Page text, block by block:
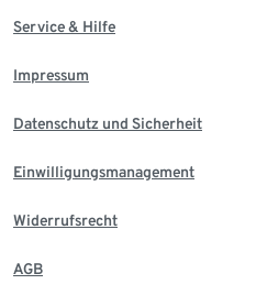
Service & Hilfe
Impressum
Datenschutz und Sicherheit
Einwilligungsmanagement
Widerrufsrecht
AGB